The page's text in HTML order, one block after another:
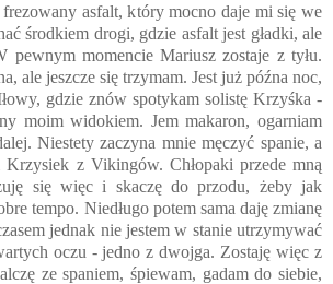
asfalt, który mocno daje mi się we
środkiem drogi, gdzie asfalt jest gładki, ale
pewnym momencie Mariusz zostaje z tyłu.
ale jeszcze się trzymam. Jest już późna noc,
gdzie znów spotykam solistę Krzyśka -
moim widokiem. Jem makaron, ogarniam
Niestety zaczyna mnie męczyć spanie, a
z Vikingów. Chłopaki przede mną
się więc i skaczę do przodu, żeby jak
tempo. Niedługo potem sama daję zmianę
jednak nie jestem w stanie utrzymywać
oczu - jedno z dwojga. Zostaję więc z
ze spaniem, śpiewam, gadam do siebie,